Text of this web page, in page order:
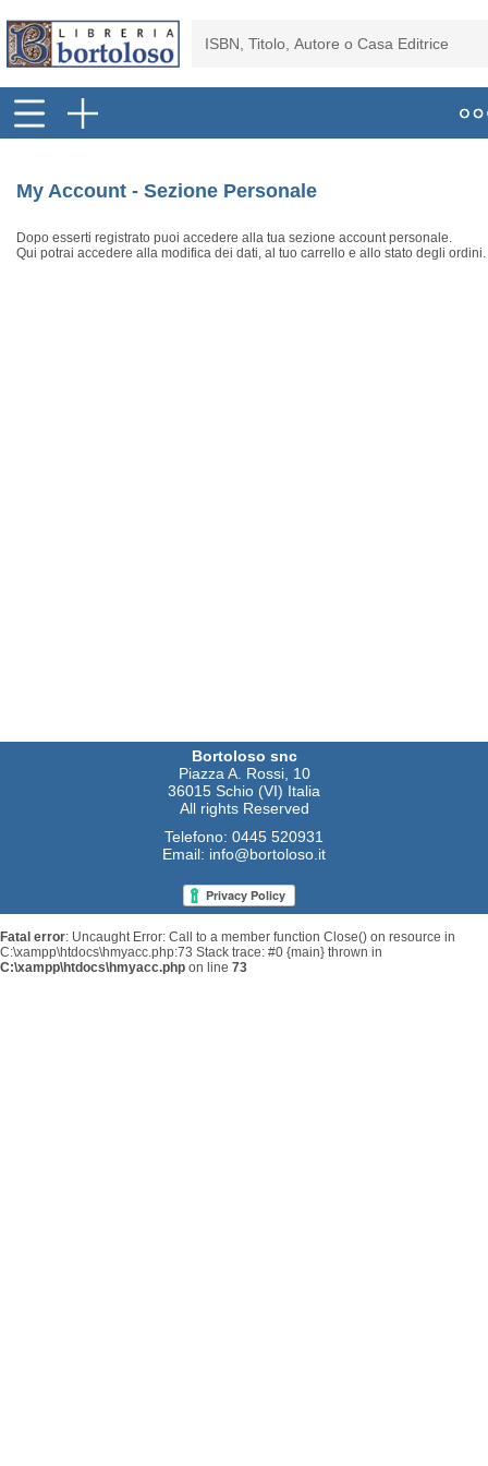
My Account - Sezione Personale
Dopo esserti registrato puoi accedere alla tua sezione account personale.
Qui potrai accedere alla modifica dei dati, al tuo carrello e allo stato degli ordini.
Bortoloso snc
Piazza A. Rossi, 10
36015 Schio (VI) Italia
All rights Reserved
Telefono: 0445 520931
Email: info@bortoloso.it
Fatal error: Uncaught Error: Call to a member function Close() on resource in
C:\xampp\htdocs\hmyacc.php:73 Stack trace: #0 {main} thrown in
C:\xampp\htdocs\hmyacc.php on line 73